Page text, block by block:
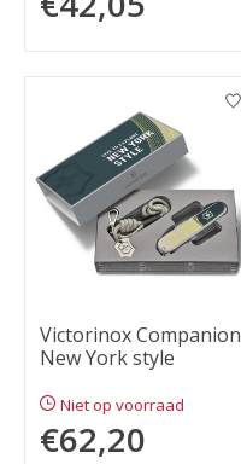
Victorinox Companion
New York style
Niet op voorraad
€62,20